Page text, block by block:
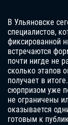
В Ульяновске
специалистов,
фиксированной
встречаются
почти нигде не
сколько этапов
получает в
сюрпризом уже
не ограничены
оказывается
готовым к